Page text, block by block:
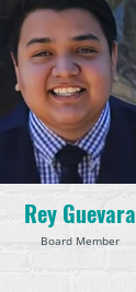
Rey Guevara
Board Member